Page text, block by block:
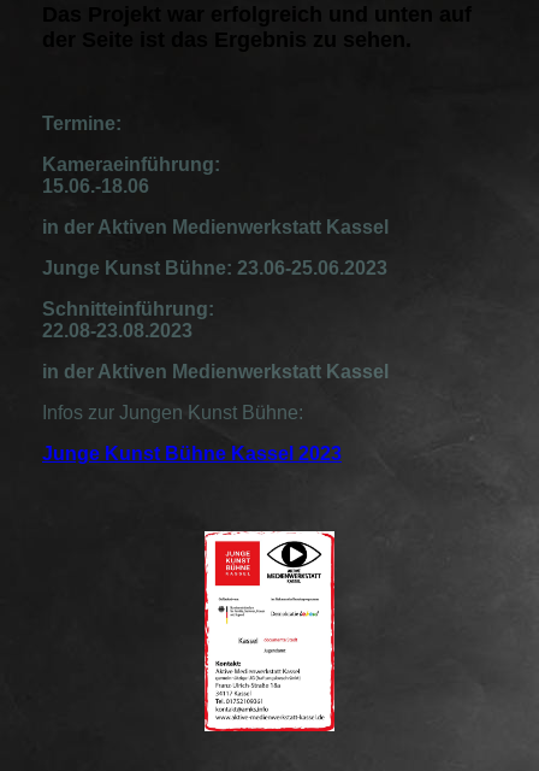
Das Projekt war erfolgreich und unten auf
der Seite ist das Ergebnis zu sehen.
Termine:
Kameraeinführung:
15.06.-18.06
in der Aktiven Medienwerkstatt Kassel
Junge Kunst Bühne: 23.06-25.06.2023
Schnitteinführung:
22.08-23.08.2023
in der Aktiven Medienwerkstatt Kassel
Infos zur Jungen Kunst Bühne:
Junge Kunst Bühne Kassel 2023